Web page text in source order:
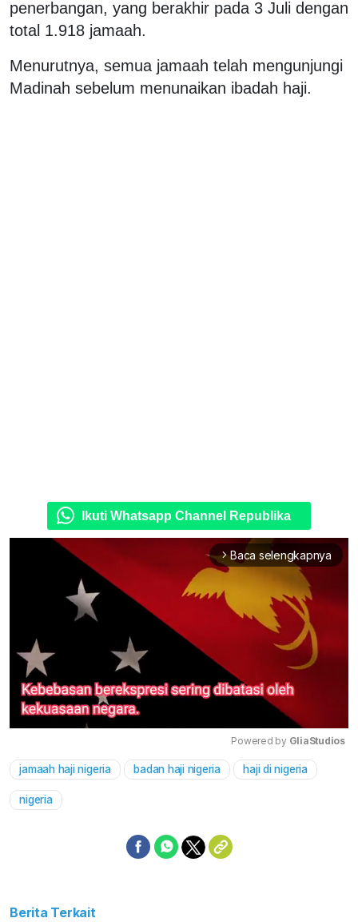
penerbangan, yang berakhir pada 3 Juli dengan
total 1.918 jamaah.
Menurutnya, semua jamaah telah mengunjungi
Madinah sebelum menunaikan ibadah haji.
Ikuti Whatsapp Channel Republika
arrow_forward_ios Baca selengkapnya
Mute
Powered by GliaStudios
jamaah haji nigeria badan haji nigeria haji di nigeria
nigeria
Berita Terkait